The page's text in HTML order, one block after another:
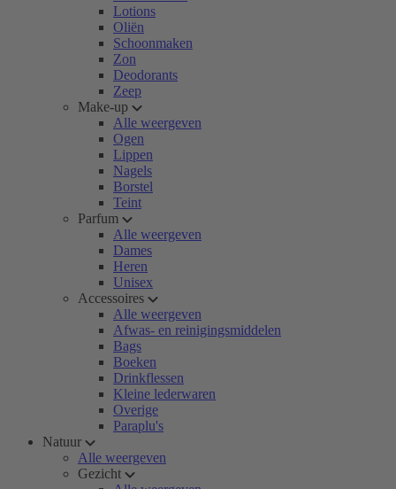
Lotions
Oliën
Schoonmaken
Zon
Deodorants
Zeep
Make-up
Alle weergeven
Ogen
Lippen
Nagels
Borstel
Teint
Parfum
Alle weergeven
Dames
Heren
Unisex
Accessoires
Alle weergeven
Afwas- en reinigingsmiddelen
Bags
Boeken
Drinkflessen
Kleine lederwaren
Overige
Paraplu's
Natuur
Alle weergeven
Gezicht